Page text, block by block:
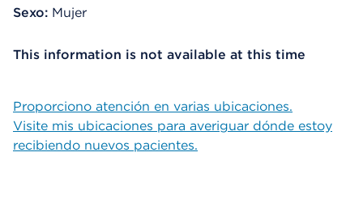
Sexo: Mujer
This information is not available at this time
Proporciono atención en varias ubicaciones.
Visite mis ubicaciones para averiguar dónde estoy
recibiendo nuevos pacientes.